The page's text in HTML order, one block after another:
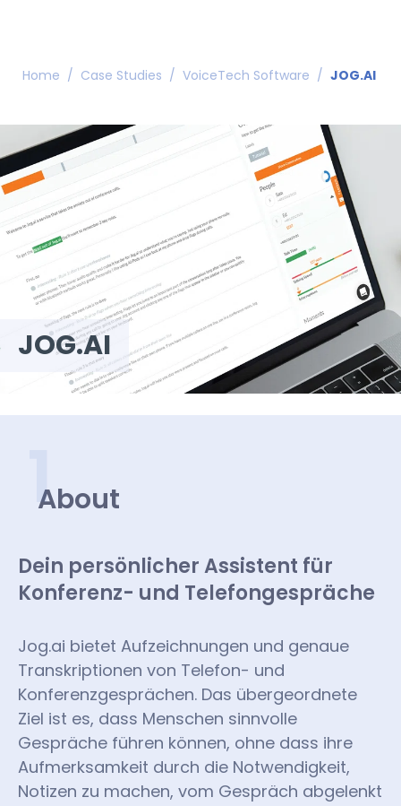
Home / Case Studies / VoiceTech Software / JOG.AI
JOG.AI
1
About
Dein persönlicher Assistent für
Konferenz- und Telefongespräche
Jog.ai bietet Aufzeichnungen und genaue
Transkriptionen von Telefon- und
Konferenzgesprächen. Das übergeordnete
Ziel ist es, dass Menschen sinnvolle
Gespräche führen können, ohne dass ihre
Aufmerksamkeit durch die Notwendigkeit,
Notizen zu machen, vom Gespräch abgelenkt